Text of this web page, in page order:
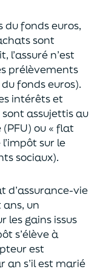
du fonds euros,
sont
l’assuré n’est
prélèvements
fonds euros).
intérêts et
sont assujettis au
FU) ou « flat
sur le
sociaux).
d’assurance-vie
ans, un
les gains issus
s’élève à
est
an s’il est marié